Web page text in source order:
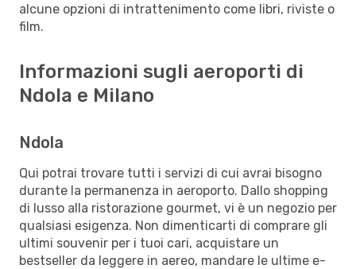
alcune opzioni di intrattenimento come libri, riviste o
film.
Informazioni sugli aeroporti di
Ndola e Milano
Ndola
Qui potrai trovare tutti i servizi di cui avrai bisogno
durante la permanenza in aeroporto. Dallo shopping
di lusso alla ristorazione gourmet, vi è un negozio per
qualsiasi esigenza. Non dimenticarti di comprare gli
ultimi souvenir per i tuoi cari, acquistare un
bestseller da leggere in aereo, mandare le ultime e-